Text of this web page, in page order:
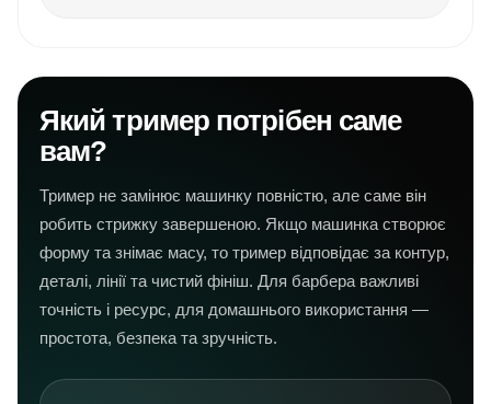
Який тример потрібен саме
вам?
Тример не замінює машинку повністю, але саме він
робить стрижку завершеною. Якщо машинка створює
форму та знімає масу, то тример відповідає за контур,
деталі, лінії та чистий фініш. Для барбера важливі
точність і ресурс, для домашнього використання —
простота, безпека та зручність.